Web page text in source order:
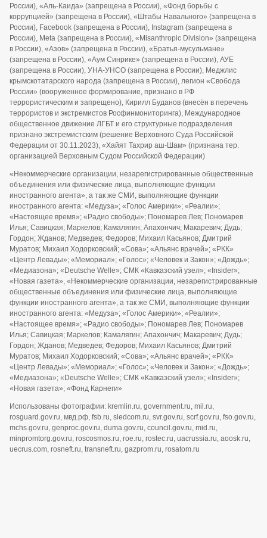
России), «Аль-Каида» (запрещена в России), «Фонд борьбы с
коррупцией» (запрещена в России), «Штабы Навального» (запрещена в
России), Facebook (запрещена в России), Instagram (запрещена в
России), Meta (запрещена в России), «Misanthropic Division» (запрещена
в России), «Азов» (запрещена в России), «Братья-мусульмане»
(запрещена в России), «Аум Синрике» (запрещена в России), АУЕ
(запрещена в России), УНА-УНСО (запрещена в России), Меджлис
крымскотатарского народа (запрещена в России), легион «Свобода
России» (вооруженное формирование, признано в РФ
террористическим и запрещено), Кирилл Буданов (внесён в перечень
террористов и экстремистов Росфинмониторинга), Международное
общественное движение ЛГБТ и его структурные подразделения
признано экстремистским (решение Верховного Суда Российской
Федерации от 30.11.2023), «Хайят Тахрир аш-Шам» (признана тер.
организацией Верховным Судом Российской Федерации)
«Некоммерческие организации, незарегистрированные общественные
объединения или физические лица, выполняющие функции
иностранного агента», а так же СМИ, выполняющие функции
иностранного агента: «Медуза»; «Голос Америки»; «Реалии»;
«Настоящее время»; «Радио свободы»; Пономарев Лев; Пономарев
Илья; Савицкая; Маркелов; Камалягин; Апахончич; Макаревич; Дудь;
Гордон; Жданов; Медведев; Федоров; Михаил Касьянов; Дмитрий
Муратов; Михаил Ходорковский; «Сова»; «Альянс врачей»; «РКК»
«Центр Левады»; «Мемориал»; «Голос»; «Человек и Закон»; «Дождь»;
«Медиазона»; «Deutsche Welle»; СМК «Кавказский узел»; «Insider»;
«Новая газета», «Некоммерческие организации, незарегистрированные
общественные объединения или физические лица, выполняющие
функции иностранного агента», а так же СМИ, выполняющие функции
иностранного агента: «Медуза»; «Голос Америки»; «Реалии»;
«Настоящее время»; «Радио свободы»; Пономарев Лев; Пономарев
Илья; Савицкая; Маркелов; Камалягин; Апахончич; Макаревич; Дудь;
Гордон; Жданов; Медведев; Федоров; Михаил Касьянов; Дмитрий
Муратов; Михаил Ходорковский; «Сова»; «Альянс врачей»; «РКК»
«Центр Левады»; «Мемориал»; «Голос»; «Человек и Закон»; «Дождь»;
«Медиазона»; «Deutsche Welle»; СМК «Кавказский узел»; «Insider»;
«Новая газета»; «Фонд Карнеги»
Использованы фотографии: kremlin.ru, government.ru, mil.ru,
rosguard.gov.ru, мвд.рф, fsb.ru, sledcom.ru, svr.gov.ru, scrf.gov.ru, fso.gov.ru,
mchs.gov.ru, genproc.gov.ru, duma.gov.ru, council.gov.ru, mid.ru,
minpromtorg.gov.ru, roscosmos.ru, roe.ru, rostec.ru, uacrussia.ru, aoosk.ru,
uecrus.com, rosneft.ru, transneft.ru, gazprom.ru, rosatom.ru